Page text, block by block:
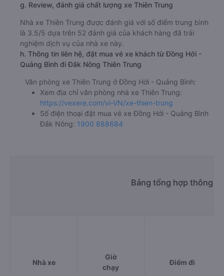
g. Review, đánh giá chất lượng xe Thiên Trung
Nhà xe Thiên Trung được đánh giá với số điểm trung bình
là 3.5/5 dựa trên 52 đánh giá của khách hàng đã trải
nghiệm dịch vụ của nhà xe này.
h. Thông tin liên hệ, đặt mua vé xe khách từ Đồng Hới -
Quảng Bình đi Đắk Nông Thiên Trung
Văn phòng xe Thiên Trung ở Đồng Hới - Quảng Bình:
Xem địa chỉ văn phòng nhà xe Thiên Trung:
https://vexere.com/vi-VN/xe-thien-trung
Số điện thoại đặt mua vé xe Đồng Hới - Quảng Bình
Đắk Nông: 1900 888684
Bảng tổng hợp thông
Nhà xe
Giờ
chạy
Điểm đi